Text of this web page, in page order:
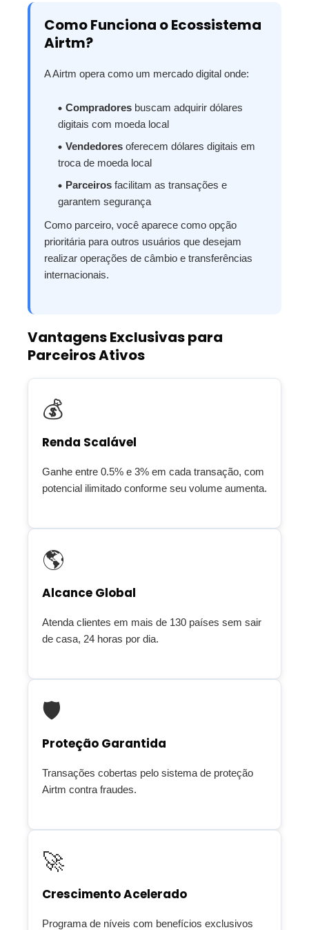
Como Funciona o Ecossistema
Airtm?
A Airtm opera como um mercado digital onde:
Compradores buscam adquirir dólares
digitais com moeda local
Vendedores oferecem dólares digitais em
troca de moeda local
Parceiros facilitam as transações e
garantem segurança
Como parceiro, você aparece como opção
prioritária para outros usuários que desejam
realizar operações de câmbio e transferências
internacionais.
Vantagens Exclusivas para
Parceiros Ativos
💰
Renda Scalável
Ganhe entre 0.5% e 3% em cada transação, com
potencial ilimitado conforme seu volume aumenta.
🌎
Alcance Global
Atenda clientes em mais de 130 países sem sair
de casa, 24 horas por dia.
🛡️
Proteção Garantida
Transações cobertas pelo sistema de proteção
Airtm contra fraudes.
🚀
Crescimento Acelerado
Programa de níveis com benefícios exclusivos